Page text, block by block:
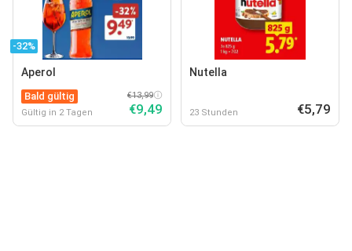
-32%
Aperol
Bald gültig
Gültig in 2 Tagen
€13,99
€9,49
Nutella
23 Stunden €5,79